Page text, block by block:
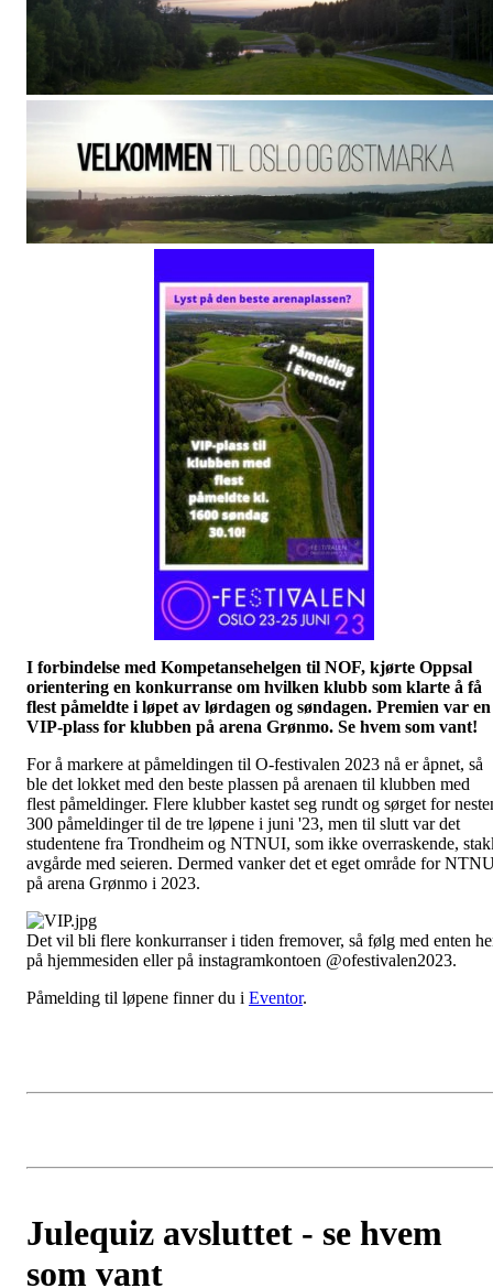
I forbindelse med Kompetansehelgen til NOF, kjørte Oppsal
orientering en konkurranse om hvilken klubb som klarte å få
flest påmeldte i løpet av lørdagen og søndagen. Premien var en
VIP-plass for klubben på arena Grønmo. Se hvem som vant!
For å markere at påmeldingen til O-festivalen 2023 nå er åpnet, så
ble det lokket med den beste plassen på arenaen til klubben med
flest påmeldinger. Flere klubber kastet seg rundt og sørget for
300 påmeldinger til de tre løpene i juni '23, men til slutt var det
studentene fra Trondheim og NTNUI, som ikke overraskende,
avgårde med seieren. Dermed vanker det et eget område for
på arena Grønmo i 2023.
Det vil bli flere konkurranser i tiden fremover, så følg med enten
på hjemmesiden eller på instagramkontoen @ofestivalen2023.
Påmelding til løpene finner du i Eventor.
Julequiz avsluttet - se hvem
som vant